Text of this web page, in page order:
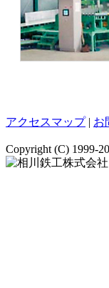
アクセスマップ| お
Copyright (C) 1999-